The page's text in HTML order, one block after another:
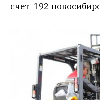
счет 192